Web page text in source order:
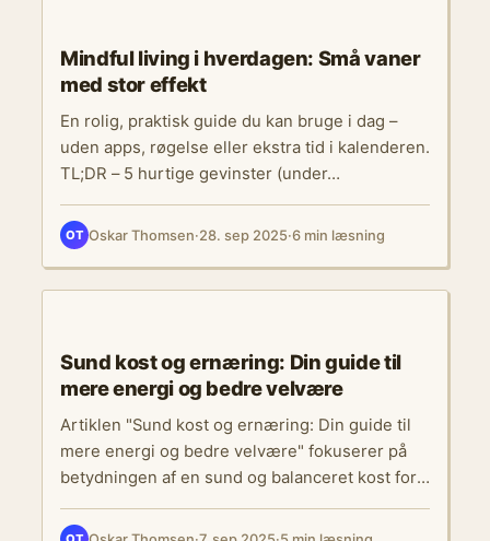
herunder mindfulness, meditation, og
åndedrætsøvelser. Den fremhæver
detox for at mindske overstimulering fra
teknologi. Yderligere diskuteres vigtigheden af
daglige rutiner, motion, kost og sociale
relationer for at understøtte mental sundhed.
Den opfordrer læserne til at implementere små
vaner, som kan have en stor indvirkning på
deres mentale helbred. Afslutningsvis
større livsglæde og balance.
Mindful living i hverdagen: Små vaner
med stor effekt
En rolig, praktisk guide du kan bruge i dag –
uden apps, røgelse eller ekstra tid i kalenderen.
TL;DR – 5 hurtige gevinster (under…
OT Oskar Thomsen·28. sep 2025·6 min læsning
Sund kost og ernæring: Din guide til
mere energi og bedre velvære
Artiklen "Sund kost og ernæring: Din guide til
mere energi og bedre velvære" fokuserer på
betydningen af en sund og balanceret kost for
både fysisk og mental velvære. Den forklarer,
hvad en balanceret kost indebærer, herunder